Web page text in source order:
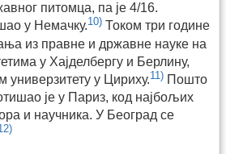
питомца, па је 4/16.
у Немачку.10) Током три године
из правне и државне науке на
у Хајделбергу и Берлину,
универзитету у Цириху.11) Пошто
је у Париз, код најбољих
и научника. У Београд се